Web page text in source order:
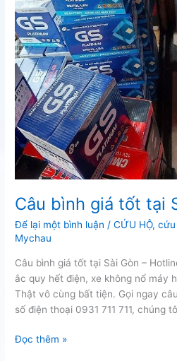
Câu bình giá tốt tại
Để lại một bình luận /CỨU HỘ,cứu
Mychau
Câu bình giá tốt tại Sài Gòn –
ắc quy hết điện, xe không nổ máy
Thật vô cùng bất tiện. Gọi ngay
số điện thoại 0931 711 711, chúng
Câu
Đọc thêm »